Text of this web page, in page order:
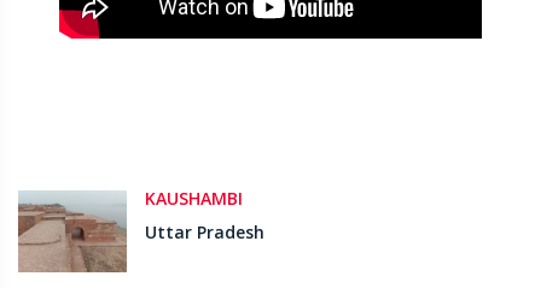
KAUSHAMBI
Uttar Pradesh